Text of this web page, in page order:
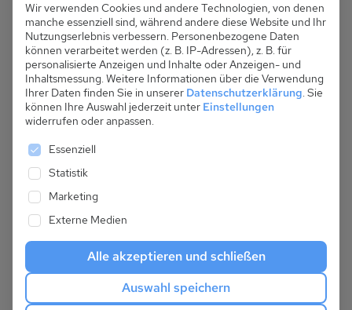
Wir verwenden Cookies und andere Technologien, von denen
manche essenziell sind, während andere diese Website und Ihr
Nutzungserlebnis verbessern. Personenbezogene Daten
können verarbeitet werden (z. B. IP-Adressen), z. B. für
personalisierte Anzeigen und Inhalte oder Anzeigen- und
Inhaltsmessung. Weitere Informationen über die Verwendung
Ihrer Daten finden Sie in unserer Datenschutzerklärung. Sie
können Ihre Auswahl jederzeit unter Einstellungen
widerrufen oder anpassen.
Es folgt eine Liste der Service-Gruppen, für die
Essenziell
Statistik
Marketing
Externe Medien
Alle akzeptieren und schließen
Auswahl speichern